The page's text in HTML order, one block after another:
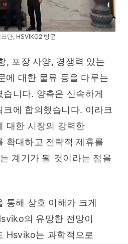
단, HSVIKO2 방문
, 포장 사양, 경쟁력 있는
에 대한 물류 등을 다루는
니다. 양측은 신속하게
에 합의했습니다. 이라크
대한 시장의 강력한
확대하고 전략적 제휴를
계기가 될 것이라는 점을
통해 상호 이해가 크게
의 유망한 전망이
Hsviko는 과학적으로